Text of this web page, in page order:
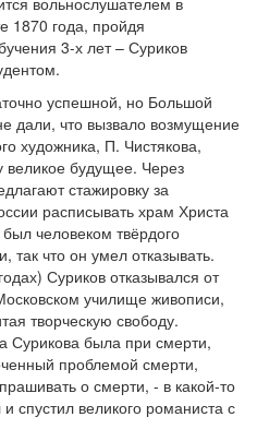
1870 года, пройдя
3-х лет – Суриков
успешной, но Большой
дали, что вызвало возмущение
художника, П. Чистякова,
великое будущее. Через
стажировку за
расписывать храм Христа
человеком твёрдого
так что он умел отказывать.
Суриков отказывался от
училище живописи,
творческую свободу.
Сурикова была при смерти,
проблемой смерти,
о смерти, - в какой-то
спустил великого романиста с